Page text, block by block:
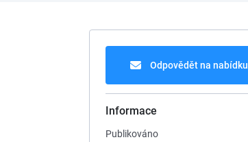
Odpovědět na nabídku
Informace
Publikováno